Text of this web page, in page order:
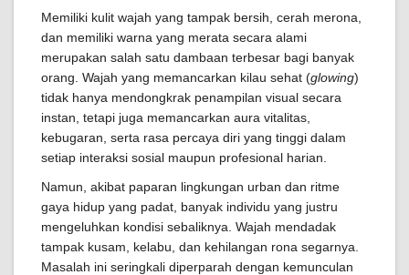
Memiliki kulit wajah yang tampak bersih, cerah merona,
dan memiliki warna yang merata secara alami
merupakan salah satu dambaan terbesar bagi banyak
orang. Wajah yang memancarkan kilau sehat (glowing)
tidak hanya mendongkrak penampilan visual secara
instan, tetapi juga memancarkan aura vitalitas,
kebugaran, serta rasa percaya diri yang tinggi dalam
setiap interaksi sosial maupun profesional harian.
Namun, akibat paparan lingkungan urban dan ritme
gaya hidup yang padat, banyak individu yang justru
mengeluhkan kondisi sebaliknya. Wajah mendadak
tampak kusam, kelabu, dan kehilangan rona segarnya.
Masalah ini seringkali diperparah dengan kemunculan